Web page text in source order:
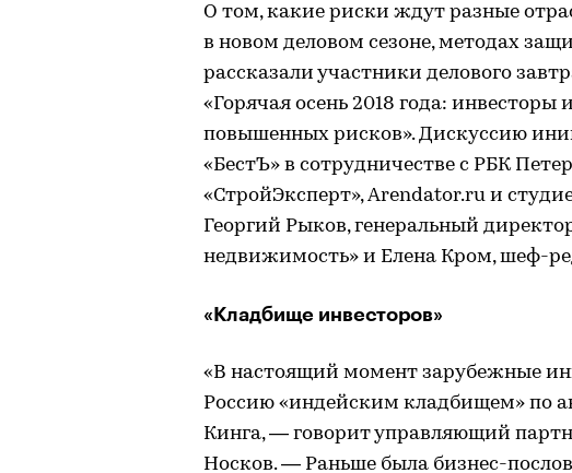
О том, какие риски ждут разные
в новом деловом сезоне, методах
рассказали участники делового
«Горячая осень 2018 года: инвесторы
повышенных рисков». Дискуссию
«БестЪ» в сотрудничестве с РБК
«СтройЭксперт», Arendator.ru и
Георгий Рыков, генеральный
недвижимость» и Елена Кром, шеф-
«Кладбище инвесторов»
«В настоящий момент зарубежные
Россию «индейским кладбищем» по
Кинга, — говорит управляющий
Носков. — Раньше была бизнес-